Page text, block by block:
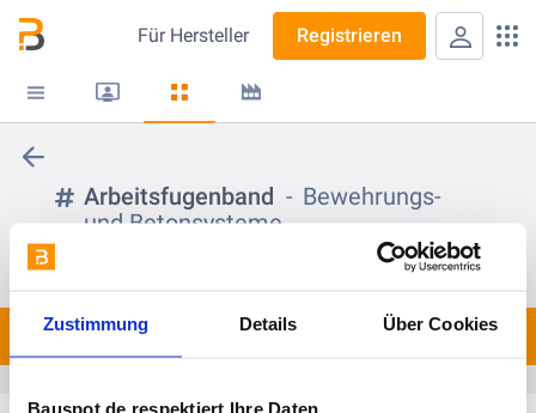
Zustimmung Details Über Cookies
Bauspot.de respektiert Ihre Daten
Für Hersteller Registrieren
Arbeitsfugenband
Bewehrungs-
und Betonsysteme
Spots 0